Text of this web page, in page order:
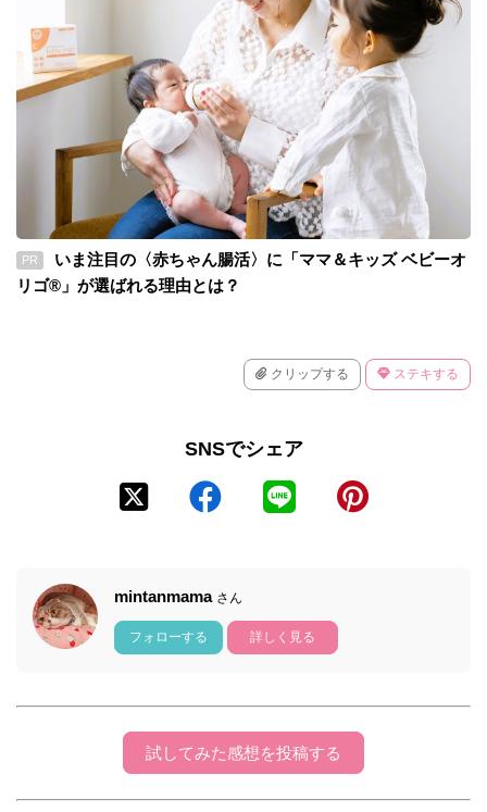
PR
いま注目の〈赤ちゃん腸活〉に「ママ＆キッズ ベビーオ
リゴ®」が選ばれる理由とは？
クリップする ステキする
SNSでシェア
mintanmama さん
フォローする 詳しく見る
試してみた感想を投稿する